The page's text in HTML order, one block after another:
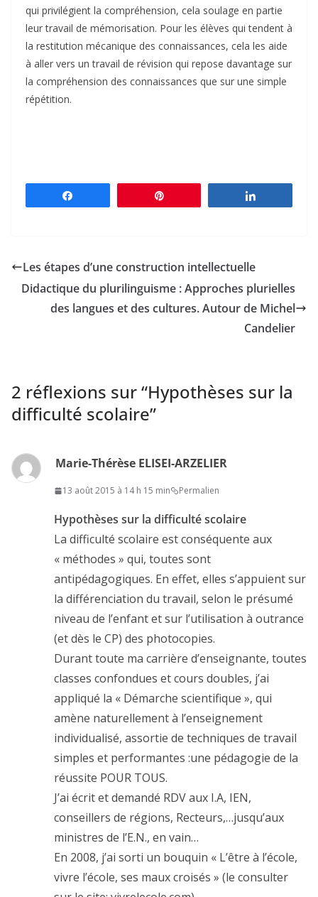
qui privilégient la compréhension, cela soulage en partie
leur travail de mémorisation. Pour les élèves qui tendent à
la restitution mécanique des connaissances, cela les aide
à aller vers un travail de révision qui repose davantage sur
la compréhension des connaissances que sur une simple
répétition.
Les étapes d’une construction intellectuelle
Didactique du plurilinguisme : Approches plurielles
des langues et des cultures. Autour de Michel
Candelier
2 réflexions sur “Hypothèses sur la
difficulté scolaire”
Marie-Thérèse ELISEI-ARZELIER
13 août 2015 à 14 h 15 min Permalien
Hypothèses sur la difficulté scolaire
La difficulté scolaire est conséquente aux
« méthodes » qui, toutes sont
antipédagogiques. En effet, elles s’appuient sur
la différenciation du travail, selon le présumé
niveau de l’enfant et sur l’utilisation à outrance
(et dès le CP) des photocopies.
Durant toute ma carrière d’enseignante, toutes
classes confondues et cours doubles, j’ai
appliqué la « Démarche scientifique », qui
amène naturellement à l’enseignement
individualisé, assortie de techniques de travail
simples et performantes :une pédagogie de la
réussite POUR TOUS.
J’ai écrit et demandé RDV aux I.A, IEN,
conseillers de régions, Recteurs,…jusqu’aux
ministres de l’E.N., en vain…
En 2008, j’ai sorti un bouquin « L’être à l’école,
vivre l’école, ses maux croisés » (le consulter